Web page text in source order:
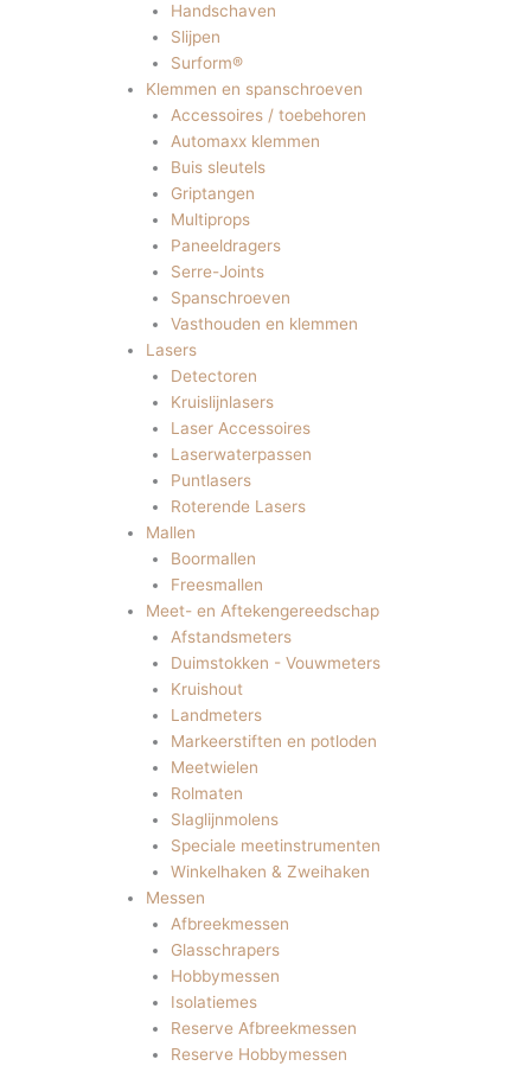
Handschaven
Slijpen
Surform®
Klemmen en spanschroeven
Accessoires / toebehoren
Automaxx klemmen
Buis sleutels
Griptangen
Multiprops
Paneeldragers
Serre-Joints
Spanschroeven
Vasthouden en klemmen
Lasers
Detectoren
Kruislijnlasers
Laser Accessoires
Laserwaterpassen
Puntlasers
Roterende Lasers
Mallen
Boormallen
Freesmallen
Meet- en Aftekengereedschap
Afstandsmeters
Duimstokken - Vouwmeters
Kruishout
Landmeters
Markeerstiften en potloden
Meetwielen
Rolmaten
Slaglijnmolens
Speciale meetinstrumenten
Winkelhaken & Zweihaken
Messen
Afbreekmessen
Glasschrapers
Hobbymessen
Isolatiemes
Reserve Afbreekmessen
Reserve Hobbymessen